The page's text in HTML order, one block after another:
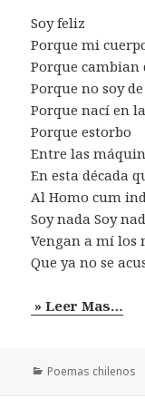
Soy feliz
Porque mi
Porque cambian
Porque no soy
Porque nací en
Porque estorbo
Entre las
En esta década
Al Homo cum
Soy nada Soy
Vengan a mí los
Que ya no se
» Leer Mas…
Categorías
Poemas chilenos